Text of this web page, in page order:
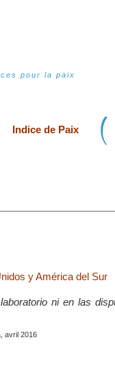
pour la paix
Indice de Paix
y América del Sur
ni en las
avril 2016